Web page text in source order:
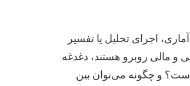
اجرای تحلیل یا تفسیر
و مالی روبرو هستند، دغدغه
است؟ و چگونه می‌توان بین